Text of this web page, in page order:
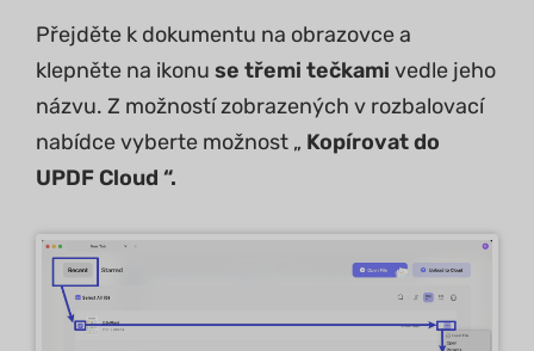
Přejděte k dokumentu na obrazovce a
klepněte na ikonu se třemi tečkami vedle jeho
názvu. Z možností zobrazených v rozbalovací
nabídce vyberte možnost „ Kopírovat do
UPDF Cloud “.